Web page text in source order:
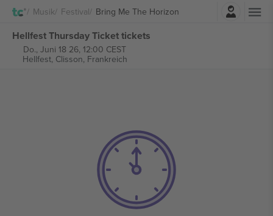
Musik Festival Bring Me The Horizon
Einloggen
Hellfest Thursday Ticket tickets
Do., Juni 18 26, 12:00 CEST
Hellfest, Clisson, Frankreich